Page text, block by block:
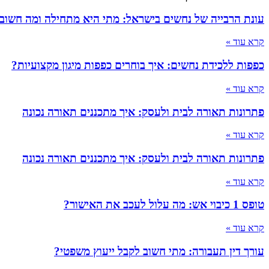
עונת הרבייה של נחשים בישראל: מתי היא מתחילה ומה
קרא עוד »
כפפות ללכידת נחשים: איך בוחרים כפפות מיגון מקצועיות?
קרא עוד »
פתרונות תאורה לבית ולעסק: איך מתכננים תאורה נכונה
קרא עוד »
פתרונות תאורה לבית ולעסק: איך מתכננים תאורה נכונה
קרא עוד »
טופס 1 כיבוי אש: מה עלול לעכב את האישור?
קרא עוד »
עורך דין תעבורה: מתי חשוב לקבל ייעוץ משפטי?